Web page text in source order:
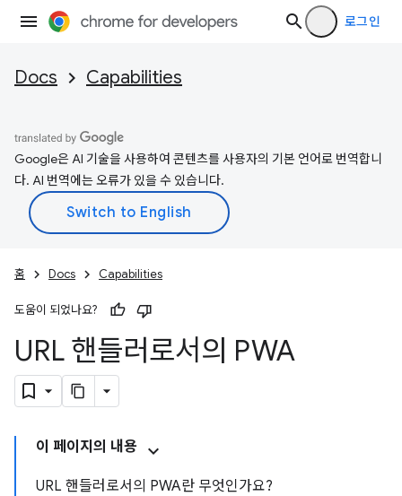
로그인
Docs Capabilities
Google은 AI 기술을 사용하여 콘텐츠를 사용자의 기본 언어로 번역합니
다. AI 번역에는 오류가 있을 수 있습니다.
홈 Docs Capabilities
도움이 되었나요?
URL 핸들러로서의 PWA
이 페이지의 내용
URL 핸들러로서의 PWA란 무엇인가요?